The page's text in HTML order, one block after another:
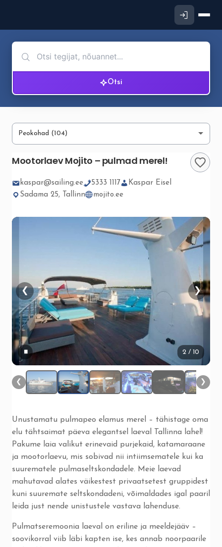
Otsi
Mootorlaev Mojito – pulmad merel!
kaspar@sailing.ee 5333 1117
Kaspar Eisel
Sadama 25, Tallinn
mojito.ee
❮ ❯
2 / 10
▮▮
❮ ❯
Unustamatu pulmapeo elamus merel – tähistage oma
elu tähtsaimat päeva elegantsel laeval Tallinna lahel!
Pakume laia valikut erinevaid purjekaid, katamaraane
ja mootorlaevu, mis sobivad nii intiimsematele kui ka
suurematele pulmaseltskondadele. Meie laevad
mahutavad alates väikestest privaatsetest gruppidest
kuni suuremate seltskondadeni, võimaldades igal paaril
leida just nende unistustele vastava lahenduse.
Pulmatseremoonia laeval on eriline ja meeldejääv –
soovikorral viib läbi kapten ise, kes annab noorpaarile